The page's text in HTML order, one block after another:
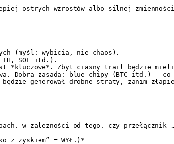
ostrych wzrostów albo silnej
(myśl: wybicia, nie chaos).
SOL itd.).
*kluczowe*. Zbyt ciasny trail będzie
Dobra zasada: blue chipy (BTC itd.) – co
generował drobne straty, zanim
w zależności od tego, czy przełącznik
z zyskiem” = WYŁ.)*